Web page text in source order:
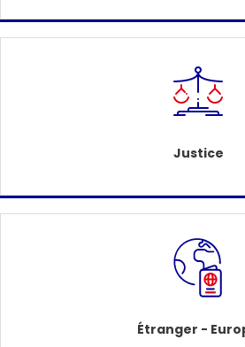
Justice
Étranger -